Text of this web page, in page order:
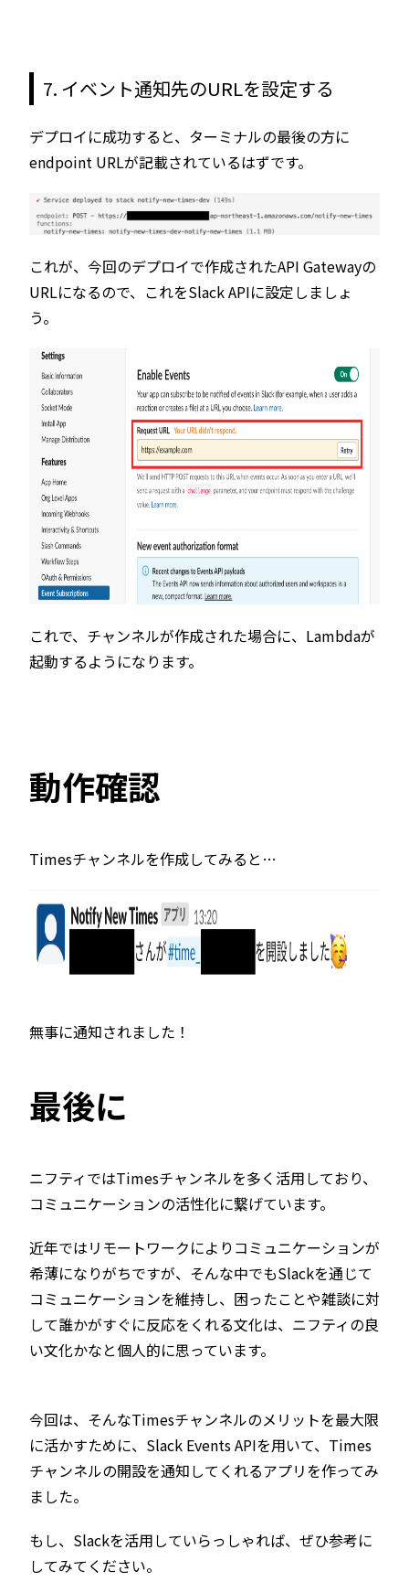
7. イベント通知先のURLを設定する
デプロイに成功すると、ターミナルの最後の方に
endpoint URLが記載されているはずです。
これが、今回のデプロイで作成されたAPI Gatewayの
URLになるので、これをSlack APIに設定しましょ
う。
これで、チャンネルが作成された場合に、Lambdaが
起動するようになります。
動作確認
Timesチャンネルを作成してみると…
無事に通知されました！
最後に
ニフティではTimesチャンネルを多く活用しており、
コミュニケーションの活性化に繋げています。
近年ではリモートワークによりコミュニケーションが
希薄になりがちですが、そんな中でもSlackを通じて
コミュニケーションを維持し、困ったことや雑談に対
して誰かがすぐに反応をくれる文化は、ニフティの良
い文化かなと個人的に思っています。
今回は、そんなTimesチャンネルのメリットを最大限
に活かすために、Slack Events APIを用いて、Times
チャンネルの開設を通知してくれるアプリを作ってみ
ました。
もし、Slackを活用していらっしゃれば、ぜひ参考に
してみてください。